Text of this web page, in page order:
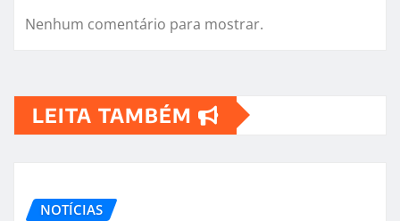
Nenhum comentário para mostrar.
LEITA TAMBÉM
NOTÍCIAS